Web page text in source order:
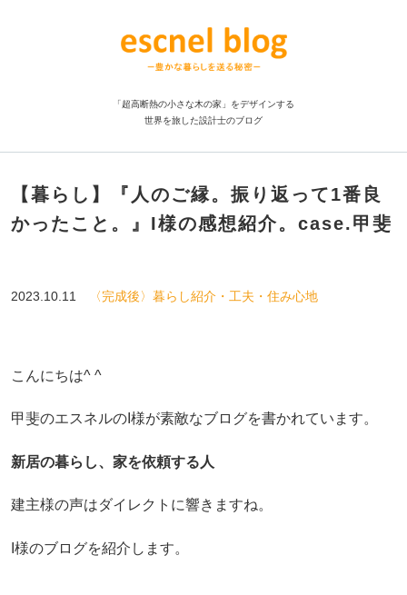
「超高断熱の小さな木の家」をデザインする
世界を旅した設計士のブログ
【暮らし】『人のご縁。振り返って1番良
かったこと。』I様の感想紹介。case.甲斐
2023.10.11 〈完成後〉暮らし紹介・工夫・住み心地
こんにちは^ ^
甲斐のエスネルのI様が素敵なブログを書かれています。
新居の暮らし、家を依頼する人
建主様の声はダイレクトに響きますね。
I様のブログを紹介します。